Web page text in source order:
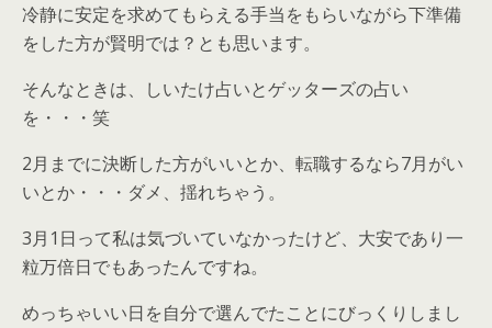
冷静に安定を求めてもらえる手当をもらいながら下準備
をした方が賢明では？とも思います。
そんなときは、しいたけ占いとゲッターズの占い
を・・・笑
2月までに決断した方がいいとか、転職するなら7月がい
いとか・・・ダメ、揺れちゃう。
3月1日って私は気づいていなかったけど、大安であり一
粒万倍日でもあったんですね。
めっちゃいい日を自分で選んでたことにびっくりしまし